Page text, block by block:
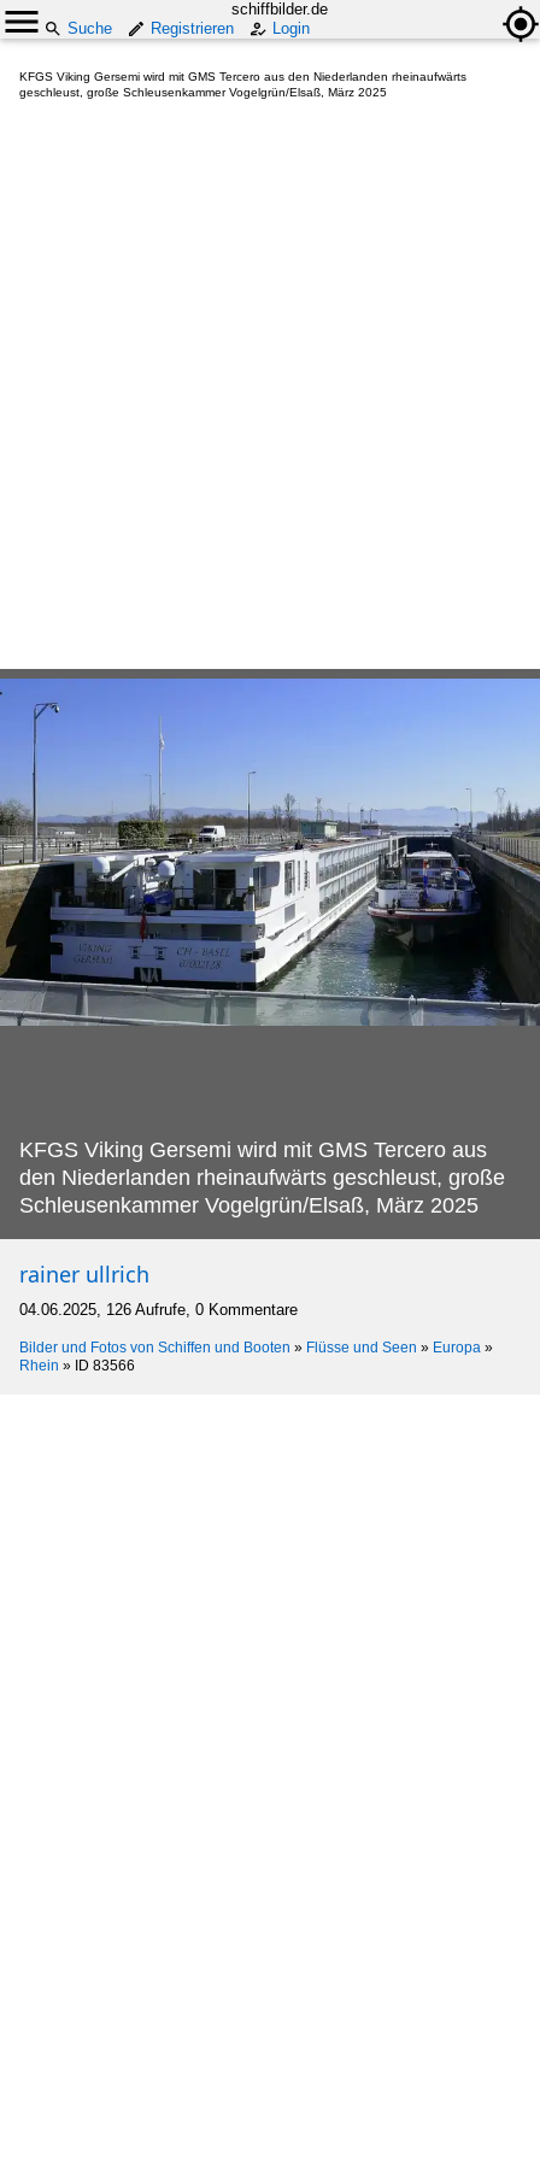
schiffbilder.de
Suche
Registrieren Login
KFGS Viking Gersemi wird mit GMS Tercero aus den Niederlanden rheinaufwärts
geschleust, große Schleusenkammer Vogelgrün/Elsaß, März 2025
KFGS Viking Gersemi wird mit GMS Tercero aus
den Niederlanden rheinaufwärts geschleust, große
Schleusenkammer Vogelgrün/Elsaß, März 2025
rainer ullrich
04.06.2025, 126 Aufrufe, 0 Kommentare
Bilder und Fotos von Schiffen und Booten » Flüsse und Seen » Europa »
Rhein » ID 83566